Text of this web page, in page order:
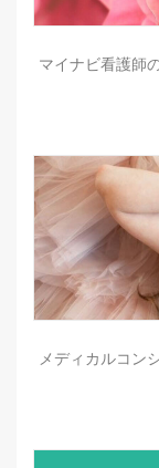
マイナビ看護師
メディカルコン